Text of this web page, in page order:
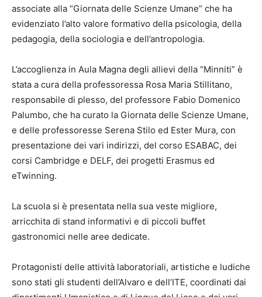
associate alla “Giornata delle Scienze Umane” che ha
evidenziato l’alto valore formativo della psicologia, della
pedagogia, della sociologia e dell’antropologia.
L’accoglienza in Aula Magna degli allievi della “Minniti” è
stata a cura della professoressa Rosa Maria Stillitano,
responsabile di plesso, del professore Fabio Domenico
Palumbo, che ha curato la Giornata delle Scienze Umane,
e delle professoresse Serena Stilo ed Ester Mura, con
presentazione dei vari indirizzi, del corso ESABAC, dei
corsi Cambridge e DELF, dei progetti Erasmus ed
eTwinning.
La scuola si è presentata nella sua veste migliore,
arricchita di stand informativi e di piccoli buffet
gastronomici nelle aree dedicate.
Protagonisti delle attività laboratoriali, artistiche e ludiche
sono stati gli studenti dell’Alvaro e dell’ITE, coordinati dai